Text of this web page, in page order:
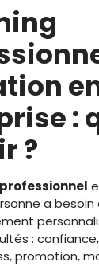
:
?
a besoin
:
promotion,